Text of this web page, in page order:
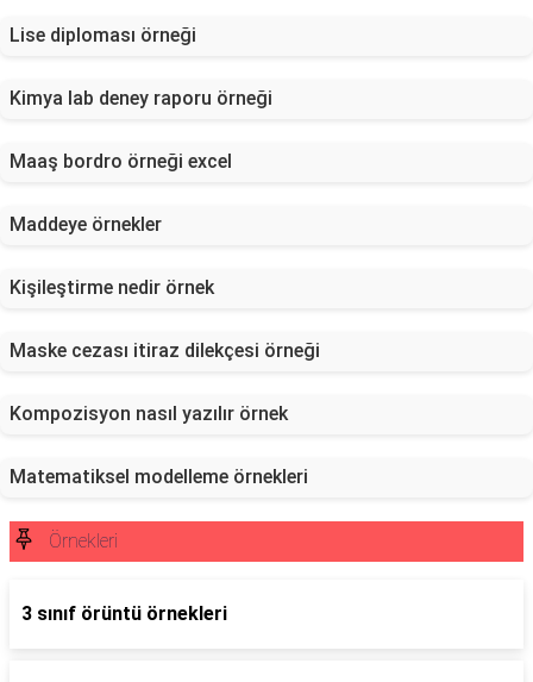
Lise diploması örneği
Kimya lab deney raporu örneği
Maaş bordro örneği excel
Maddeye örnekler
Kişileştirme nedir örnek
Maske cezası itiraz dilekçesi örneği
Kompozisyon nasıl yazılır örnek
Matematiksel modelleme örnekleri
Örnekleri
3 sınıf örüntü örnekleri